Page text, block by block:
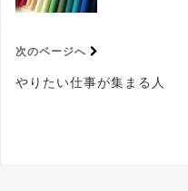
次のページへ
やりたい仕事が集まる人